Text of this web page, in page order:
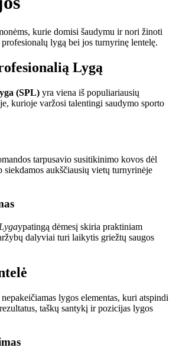
kurie domisi šaudymu ir nori žinoti
lygą bei jos turnyrinę lentelę.
Lygą
(SPL) yra viena iš populiariausių
kurioje varžosi talentingi saudymo sporto
tarpusavio susitikinimo kovos dėl
siekdamos aukščiausių vietų turnyrinėje
ypatingą dėmesį skiria praktiniam
dalyviai turi laikytis griežtų saugos
lygos elementas, kuri atspindi
taškų santykį ir pozicijas lygos